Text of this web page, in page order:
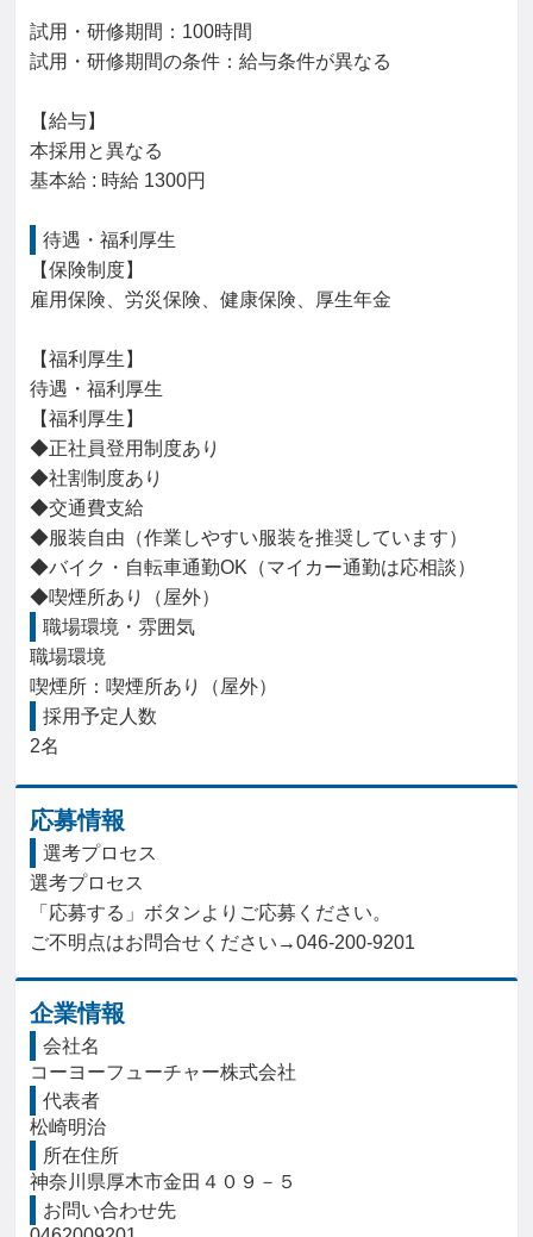
試用・研修期間：100時間
試用・研修期間の条件：給与条件が異なる
【給与】
本採用と異なる
基本給 : 時給 1300円
待遇・福利厚生
【保険制度】
雇用保険、労災保険、健康保険、厚生年金
【福利厚生】
待遇・福利厚生
【福利厚生】
◆正社員登用制度あり
◆社割制度あり
◆交通費支給
◆服装自由（作業しやすい服装を推奨しています）
◆バイク・自転車通勤OK（マイカー通勤は応相談）
◆喫煙所あり（屋外）
職場環境・雰囲気
職場環境
喫煙所：喫煙所あり（屋外）
採用予定人数
2名
応募情報
選考プロセス
選考プロセス
「応募する」ボタンよりご応募ください。
ご不明点はお問合せください→046-200-9201
企業情報
会社名
コーヨーフューチャー株式会社
代表者
松崎明治
所在住所
神奈川県厚木市金田４０９－５
お問い合わせ先